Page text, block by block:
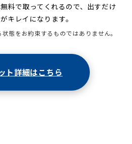
料で取ってくれるので、出すだけ
キレイになります。
態をお約束するものではありません。
ト詳細はこちら